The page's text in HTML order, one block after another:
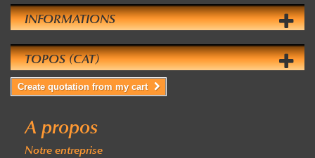
INFORMATIONS
TOPOS (CAT)
Create quotation from my cart
A propos
Notre entreprise